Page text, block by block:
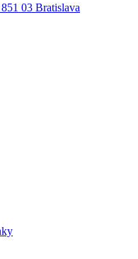
03 Bratislava